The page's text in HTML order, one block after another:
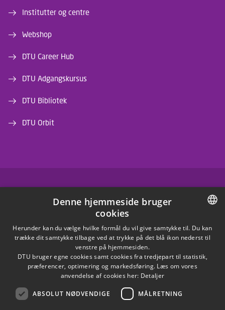
Institutter og centre
Webshop
DTU Career Hub
DTU Adgangskursus
DTU Bibliotek
DTU Orbit
INSTAGRAM
LINKEDIN
X
YOUTUBE
DANISH
ENGLISH
Denne hjemmeside bruger
cookies
Herunder kan du vælge hvilke formål du vil give samtykke til. Du kan
trække dit samtykke tilbage ved at trykke på det blå ikon nederst til
venstre på hjemmesiden.
DTU bruger egne cookies samt cookies fra tredjepart til statistik,
præferencer, optimering og markedsføring. Læs om vores
anvendelse af cookies her: Detaljer
ABSOLUT NØDVENDIGE MÅLRETNING